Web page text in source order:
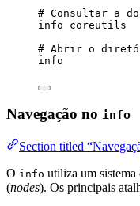
# Consultar a
info
coreutils
# Abrir o
info
Navegação no info
Section titled
O info utiliza um sistema
(nodes). Os principais